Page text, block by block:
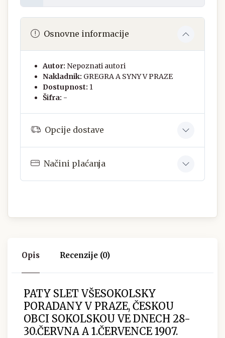
Osnovne informacije
Autor: Nepoznati autori
Nakladnik: GREGRA A SYNY V PRAZE
Dostupnost: 1
Šifra: -
Opcije dostave
Načini plaćanja
Opis Recenzije (0)
PATY SLET VŠESOKOLSKY
PORADANY V PRAZE, ČESKOU
OBCI SOKOLSKOU VE DNECH 28-
30.ČERVNA A 1.ČERVENCE 1907.